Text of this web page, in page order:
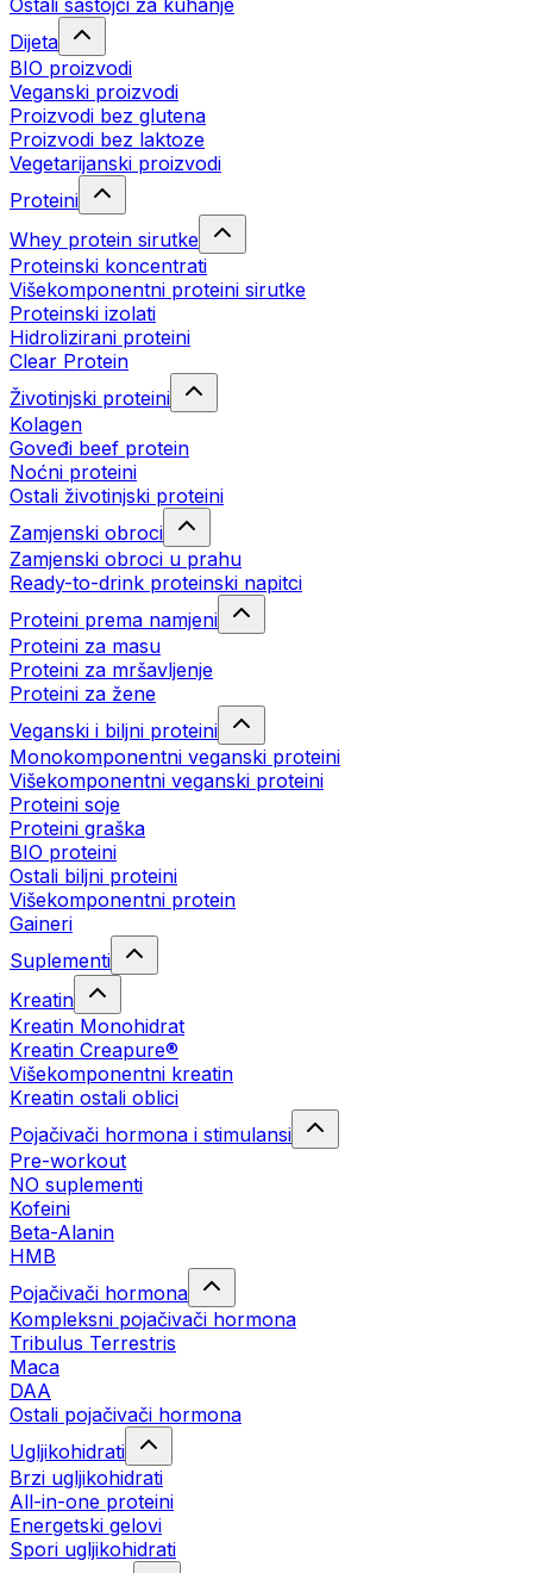
Ostali sastojci za kuhanje
Dijeta
BIO proizvodi
Veganski proizvodi
Proizvodi bez glutena
Proizvodi bez laktoze
Vegetarijanski proizvodi
Proteini
Whey protein sirutke
Proteinski koncentrati
Višekomponentni proteini sirutke
Proteinski izolati
Hidrolizirani proteini
Clear Protein
Životinjski proteini
Kolagen
Goveđi beef protein
Noćni proteini
Ostali životinjski proteini
Zamjenski obroci
Zamjenski obroci u prahu
Ready-to-drink proteinski napitci
Proteini prema namjeni
Proteini za masu
Proteini za mršavljenje
Proteini za žene
Veganski i biljni proteini
Monokomponentni veganski proteini
Višekomponentni veganski proteini
Proteini soje
Proteini graška
BIO proteini
Ostali biljni proteini
Višekomponentni protein
Gaineri
Suplementi
Kreatin
Kreatin Monohidrat
Kreatin Creapure®
Višekomponentni kreatin
Kreatin ostali oblici
Pojačivači hormona i stimulansi
Pre-workout
NO suplementi
Kofeini
Beta-Alanin
HMB
Pojačivači hormona
Kompleksni pojačivači hormona
Tribulus Terrestris
Maca
DAA
Ostali pojačivači hormona
Ugljikohidrati
Brzi ugljikohidrati
All-in-one proteini
Energetski gelovi
Spori ugljikohidrati